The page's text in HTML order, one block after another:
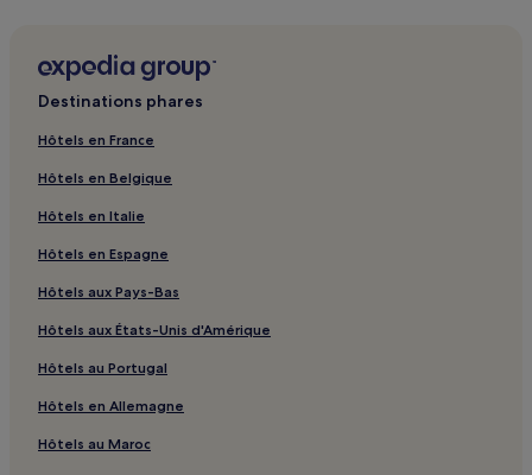
Destinations phares
Hôtels en France
Hôtels en Belgique
Hôtels en Italie
Hôtels en Espagne
Hôtels aux Pays-Bas
Hôtels aux États-Unis d'Amérique
Hôtels au Portugal
Hôtels en Allemagne
Hôtels au Maroc